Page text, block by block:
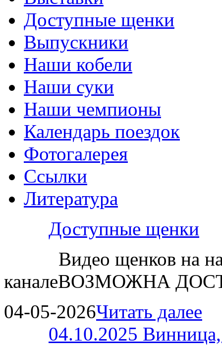
Доступные щенки
Выпускники
Наши кобели
Наши суки
Наши чемпионы
Календарь поездок
Фотогалерея
Ссылки
Литература
Доступные щенки
Видео щенков на
каналеВОЗМОЖНА
04-05-2026Читать далее
04.10.2025